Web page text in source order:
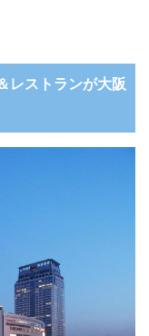
レストランが大阪